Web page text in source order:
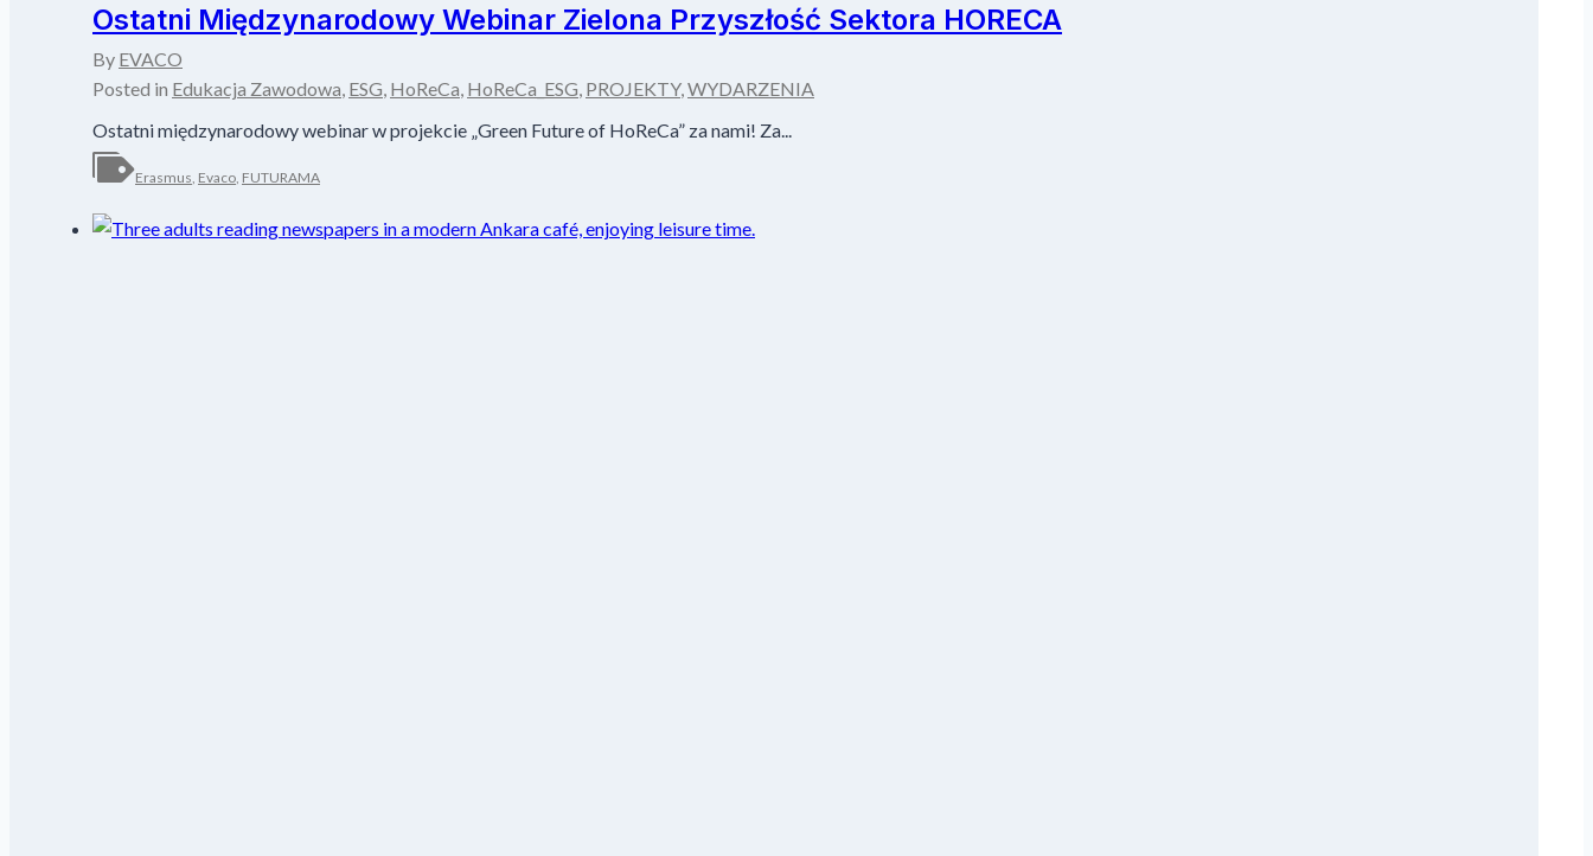
Ostatni Międzynarodowy Webinar Zielona Przyszłość Sektora HORECA
By EVACO
Posted in Edukacja Zawodowa ESG HoReCa HoReCa_ESG PROJEKTY, WYDARZENIA
Ostatni międzynarodowy webinar w projekcie „Green Future of HoReCa” za nami! Za...
Erasmus Evaco FUTURAMA